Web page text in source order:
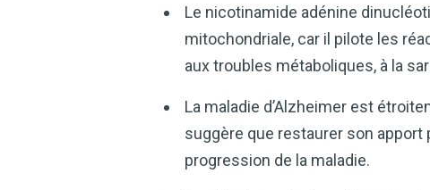
Le nicotinamide adénine
mitochondriale, car il pilote les
aux troubles métaboliques, à la
La maladie d’Alzheimer est
suggère que restaurer son
progression de la maladie.